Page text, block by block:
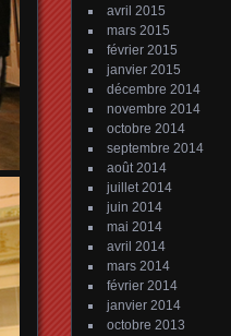
avril 2015
mars 2015
février 2015
janvier 2015
décembre 2014
novembre 2014
octobre 2014
septembre 2014
août 2014
juillet 2014
juin 2014
mai 2014
avril 2014
mars 2014
février 2014
janvier 2014
octobre 2013